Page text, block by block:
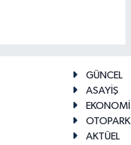
GÜNCEL
ASAYİŞ
EKONOMİ
OTOPARK
AKTÜEL